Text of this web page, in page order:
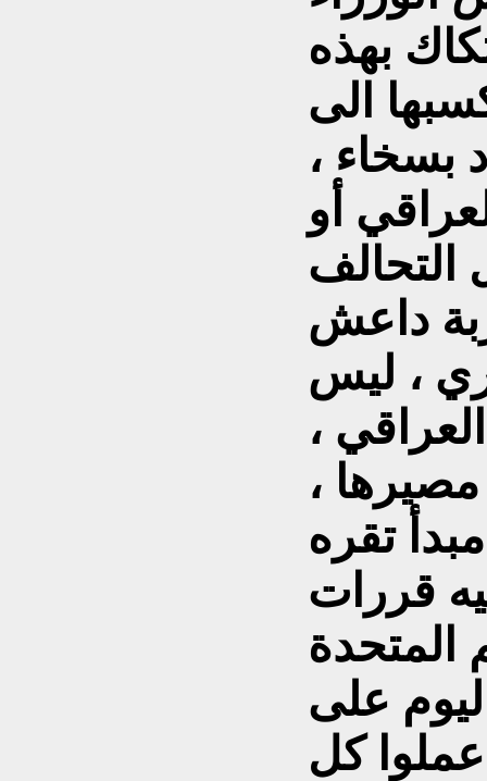
بهذه
الى
بسخاء ،
أو
، ليس
،
،
تقره
قررات
على
كل